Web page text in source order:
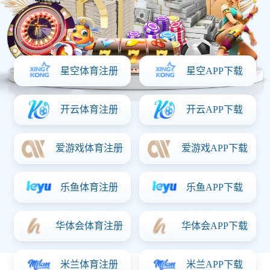
化妆品加工系列
自主品牌
化妆品OEM优势
原料工厂
关于完美体育
新闻资讯
联系完美体育
15875161558
关注完美体育：